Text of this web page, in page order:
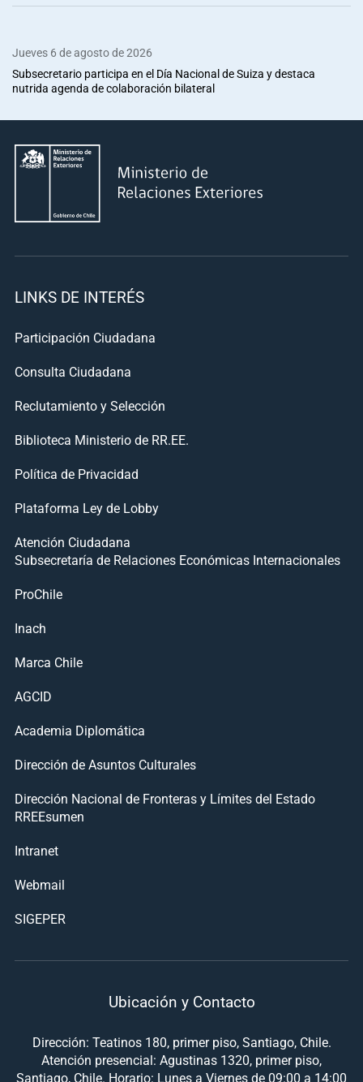
Jueves 6 de agosto de 2026
Subsecretario participa en el Día Nacional de Suiza y destaca
nutrida agenda de colaboración bilateral
LINKS DE INTERÉS
Participación Ciudadana
Consulta Ciudadana
Reclutamiento y Selección
Biblioteca Ministerio de RR.EE.
Política de Privacidad
Plataforma Ley de Lobby
Atención Ciudadana
Subsecretaría de Relaciones Económicas Internacionales
ProChile
Inach
Marca Chile
AGCID
Academia Diplomática
Dirección de Asuntos Culturales
Dirección Nacional de Fronteras y Límites del Estado
RREEsumen
Intranet
Webmail
SIGEPER
Ubicación y Contacto
Dirección: Teatinos 180, primer piso, Santiago, Chile.
Atención presencial: Agustinas 1320, primer piso,
Santiago, Chile. Horario: Lunes a Viernes de 09:00 a 14:00